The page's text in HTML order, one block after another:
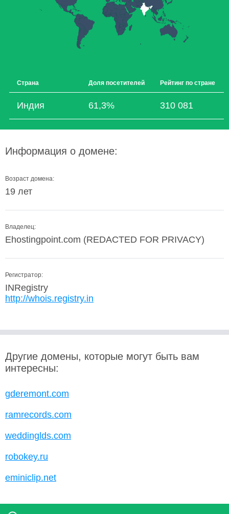
Страна Доля посетителей Рейтинг по стране
Индия 61,3% 310 081
Информация о домене:
Возраст домена:
19 лет
Владелец:
Ehostingpoint.com (REDACTED FOR PRIVACY)
Регистратор:
INRegistry
http://whois.registry.in
Другие домены, которые могут быть вам
интересны:
gderemont.com
ramrecords.com
weddinglds.com
robokey.ru
eminiclip.net